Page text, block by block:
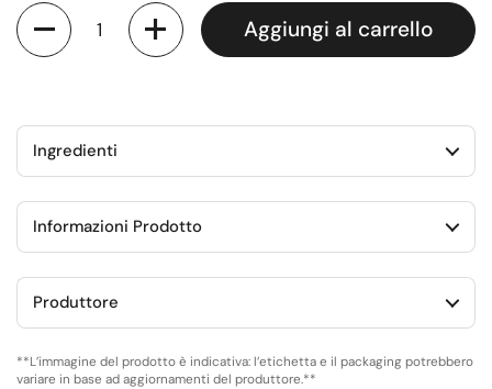
Quantità
Aggiungi al carrello
Ingredienti
Informazioni Prodotto
Produttore
**L’immagine del prodotto è indicativa: l’etichetta e il packaging potrebbero
variare in base ad aggiornamenti del produttore.**